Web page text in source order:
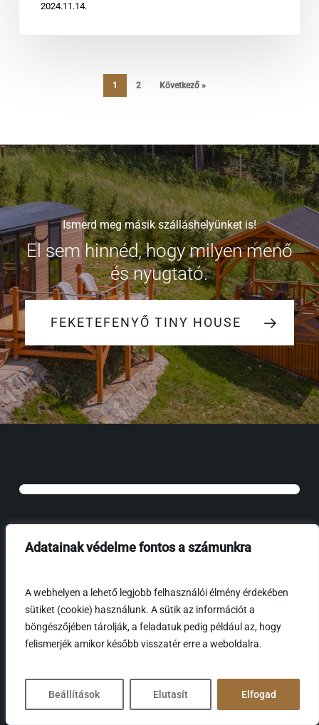
Adatainak védelme fontos a számunkra
A webhelyen a lehető legjobb felhasználói élmény érdekében
sütiket (cookie) használunk. A sütik az információt a
böngészőjében tárolják, a feladatuk pedig például az, hogy
felismerjék amikor később visszatér erre a weboldalra.
Beállítások Elutasít Elfogad
2024.11.14.
1 2 Következő »
Ismerd meg másik szálláshelyünket is!
El sem hinnéd, hogy milyen menő
és nyugtató.
FEKETEFENYŐ TINY HOUSE
Magyarország, Répáshuta 3559, Rákóczi út 17.
NTAK szám: MA21001929